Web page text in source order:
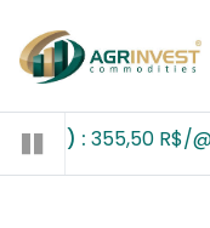
(B3) : 355,50 R$/@